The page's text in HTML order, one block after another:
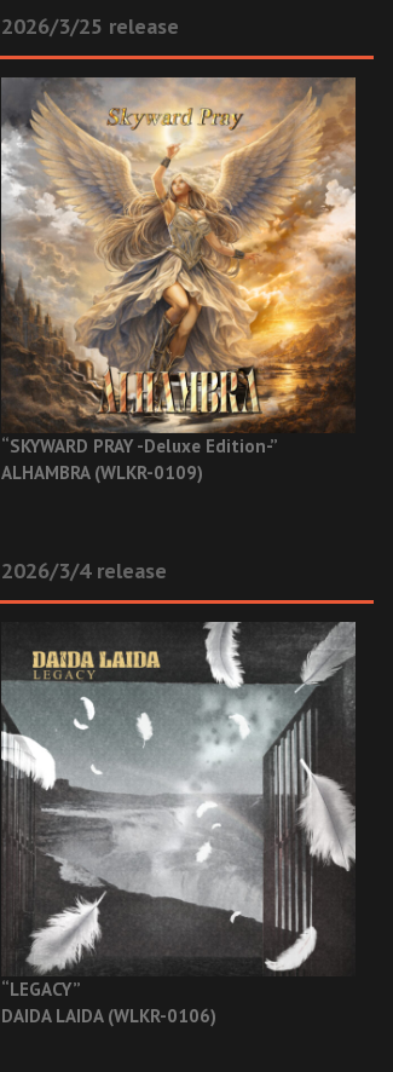
2026/3/25 release
“SKYWARD PRAY -Deluxe Edition-”
ALHAMBRA (WLKR-0109)
2026/3/4 release
“LEGACY”
DAIDA LAIDA (WLKR-0106)